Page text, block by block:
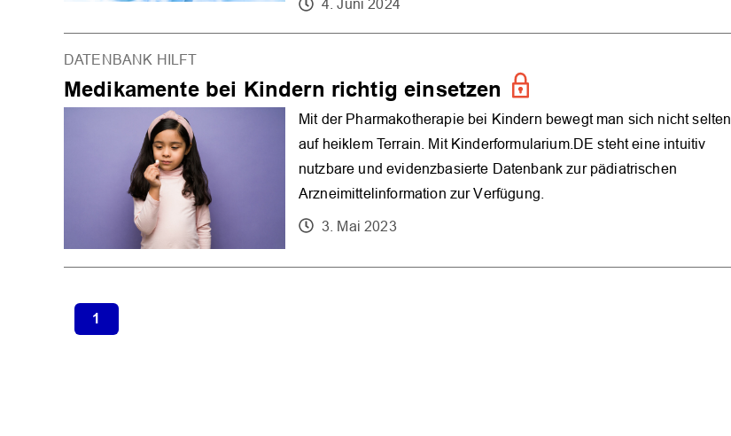
4. Juni 2024
DATENBANK HILFT
Medikamente bei Kindern richtig einsetzen
Mit der Pharmakotherapie bei Kindern bewegt man sich nicht selten
auf heiklem Terrain. Mit Kinderformularium.DE steht eine intuitiv
nutzbare und evidenzbasierte Datenbank zur pädiatrischen
Arzneimittelinformation zur Verfügung.
3. Mai 2023
1